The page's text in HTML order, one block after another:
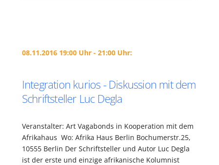
08.11.2016 19:00 Uhr - 21:00 Uhr:
Integration kurios - Diskussion mit dem
Schriftsteller Luc Degla
Veranstalter: Art Vagabonds in Kooperation mit dem
Afrikahaus Wo: Afrika Haus Berlin Bochumerstr.25,
10555 Berlin Der Schriftsteller und Autor Luc Degla
ist der erste und einzige afrikanische Kolumnist